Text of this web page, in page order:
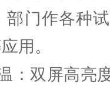
部门作各种
用。
：双屏高亮